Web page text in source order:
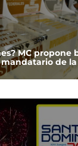
MC propone
de